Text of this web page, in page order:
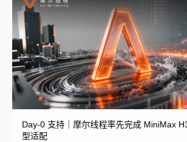
Day-0 支持｜摩尔线程率先完成 MiniMax
型适配